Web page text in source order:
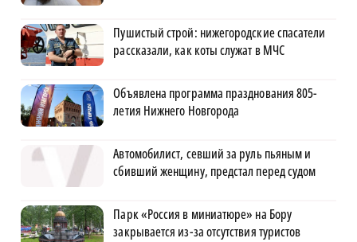
Пушистый строй: нижегородские спасатели
рассказали, как коты служат в МЧС
Объявлена программа празднования 805-
летия Нижнего Новгорода
Автомобилист, севший за руль пьяным и
сбивший женщину, предстал перед судом
Парк «Россия в миниатюре» на Бору
закрывается из-за отсутствия туристов